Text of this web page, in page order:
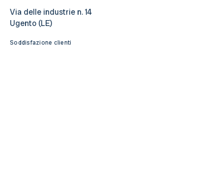
Via delle industrie n. 14
Ugento (LE)
Soddisfazione clienti